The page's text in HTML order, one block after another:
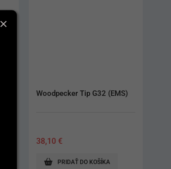
Chirana 120 LB
509,00
PRIDAŤ DO KOŠÍKA